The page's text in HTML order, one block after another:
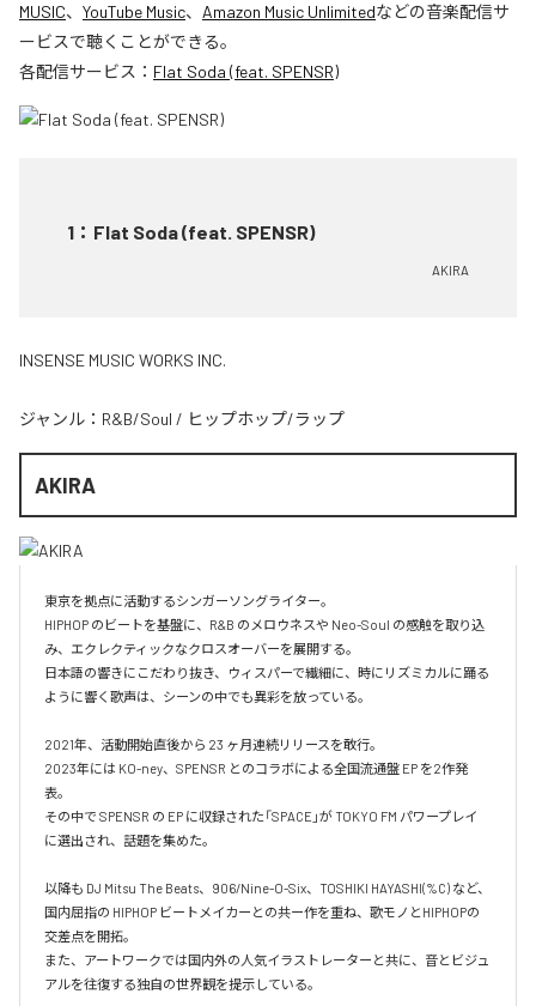
MUSIC、 YouTube Music、 Amazon Music Unlimitedなどの音楽配信サ
ービスで聴くことができる。
各配信サービス： Flat Soda (feat. SPENSR)
1 ： Flat Soda (feat. SPENSR)
AKIRA
INSENSE MUSIC WORKS INC.
ジャンル： R&B/Soul / ヒップホップ/ラップ
AKIRA
東京を拠点に活動するシンガーソングライター。
HIPHOP のビートを基盤に、R&B のメロウネスや Neo-Soul の感触を取り込
み、エクレクティックなクロスオーバーを展開する。
日本語の響きにこだわり抜き、ウィスパーで繊細に、時にリズミカルに踊る
ように響く歌声は、シーンの中でも異彩を放っている。
2021年、活動開始直後から 23 ヶ月連続リリースを敢行。
2023年には KO-ney、SPENSR とのコラボによる全国流通盤 EP を2作発
表。
その中で SPENSR の EP に収録された「SPACE」が TOKYO FM パワープレイ
に選出され、話題を集めた。
以降も DJ Mitsu The Beats、906/Nine-O-Six、TOSHIKI HAYASHI(%C) など、
国内屈指の HIPHOP ビートメイカーとの共ー作を重ね、歌モノとHIPHOPの
交差点を開拓。
また、アートワークでは国内外の人気イラストレーターと共に、音とビジュ
アルを往復する独自の世界観を提示している。